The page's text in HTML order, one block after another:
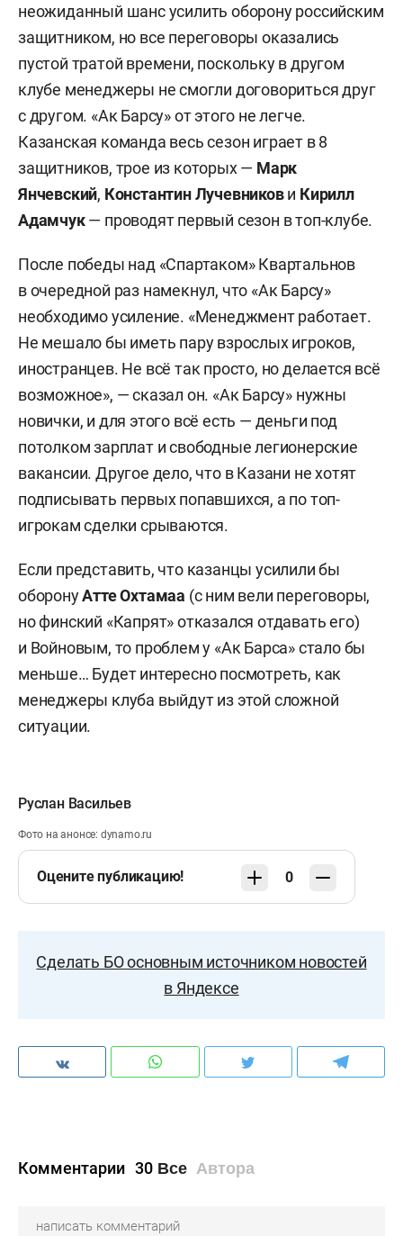
неожиданный шанс усилить оборону российским
защитником, но все переговоры оказались
пустой тратой времени, поскольку в другом
клубе менеджеры не смогли договориться друг
с другом. «Ак Барсу» от этого не легче.
Казанская команда весь сезон играет в 8
защитников, трое из которых — Марк
Янчевский, Константин Лучевникови Кирилл
Адамчук— проводят первый сезон в топ-клубе.
После победы над «Спартаком» Квартальнов
в очередной раз намекнул, что «Ак Барсу»
необходимо усиление. «Менеджмент работает.
Не мешало бы иметь пару взрослых игроков,
иностранцев. Не всё так просто, но делается всё
возможное», — сказал он. «Ак Барсу» нужны
новички, и для этого всё есть — деньги под
потолком зарплат и свободные легионерские
вакансии. Другое дело, что в Казани не хотят
подписывать первых попавшихся, а по топ-
игрокам сделки срываются.
Если представить, что казанцы усилили бы
оборонуАтте Охтамаа (с ним вели переговоры,
но финский «Капрят» отказался отдавать его)
и Войновым, то проблем у «Ак Барса» стало бы
меньше… Будет интересно посмотреть, как
менеджеры клуба выйдут из этой сложной
ситуации.
Руслан Васильев
Фото на анонсе: dynamo.ru
Оцените публикацию! 0
Сделать БО основным источником новостей
в Яндексе
Комментарии 30 Все Автора